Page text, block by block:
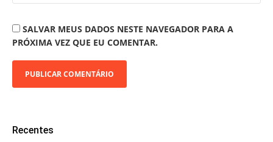
SALVAR MEUS DADOS NESTE NAVEGADOR PARA A
PRÓXIMA VEZ QUE EU COMENTAR.
Recentes